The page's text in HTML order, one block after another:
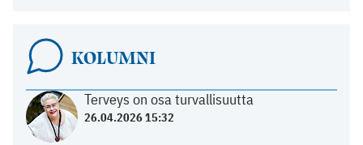
KOLUMNI
Terveys on osa turvallisuutta
26.04.2026 15:32